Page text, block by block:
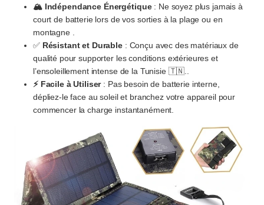
🏔️ Indépendance Énergétique: Ne soyez plus jamais à
court de batterie lors de vos sorties à la plage ou en
montagne .
✅ Résistant et Durable: Conçu avec des matériaux de
qualité pour supporter les conditions extérieures et
l’ensoleillement intense de la Tunisie 🇹🇳..
⚡ Facile à Utiliser: Pas besoin de batterie interne,
dépliez-le face au soleil et branchez votre appareil pour
commencer la charge instantanément.